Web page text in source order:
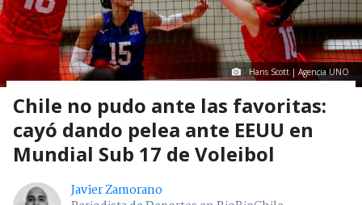
Hans Scott | Agencia UNO
Chile no pudo ante las favoritas:
cayó dando pelea ante EEUU en
Mundial Sub 17 de Voleibol
Javier Zamorano